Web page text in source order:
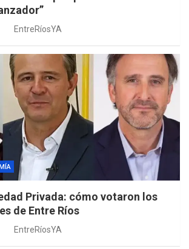
EntreRíosYA
Privada: cómo votaron los
de Entre Ríos
EntreRíosYA